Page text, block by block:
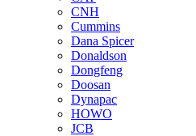
CNH
Cummins
Dana Spicer
Donaldson
Dongfeng
Doosan
Dynapac
HOWO
JCB